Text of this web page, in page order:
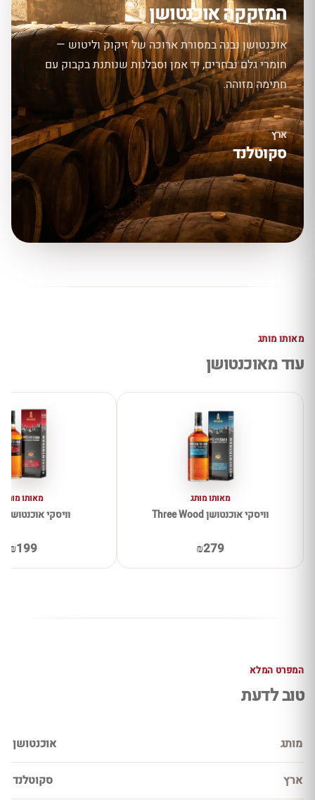
המזקקה אוכנטושן
אוכנטושן נבנה במסורת ארוכה של זיקוק וליטוש —
חומרי גלם נבחרים, יד אמן וסבלנות שנותנת בקבוק עם
חתימה מזוהה.
ארץ
סקוטלנד
מאותו מותג
עוד מאוכנטושן
מאותו מותג
וויסקי אוכנטושן Three Wood
₪279
מאותו מותג
וויסקי אוכנטושן 12 שנה
₪199
המפרט המלא
טוב לדעת
מותג אוכנטושן
ארץ סקוטלנד